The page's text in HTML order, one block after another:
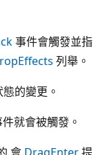
事件會觸發並指
列舉。
的變更。
就會被觸發。
會 DragEnter提